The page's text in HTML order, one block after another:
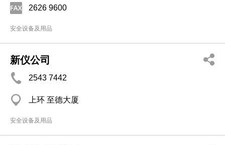
2626 9600
安全设备及用品
新仪公司
2543 7442
上环 至德大厦
安全设备及用品